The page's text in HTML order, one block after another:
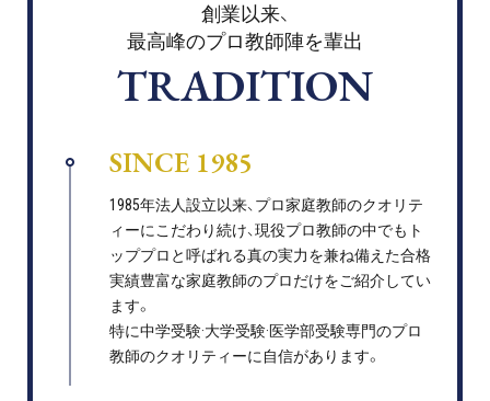
創業以来、
最高峰のプロ教師陣を輩出
TRADITION
SINCE 1985
1985年法人設立以来、プロ家庭教師のクオリテ
ィーにこだわり続け、現役プロ教師の中でもト
ッププロと呼ばれる真の実力を兼ね備えた合格
実績豊富な家庭教師のプロだけをご紹介してい
ます。
特に中学受験·大学受験·医学部受験専門のプロ
教師のクオリティーに自信があります。